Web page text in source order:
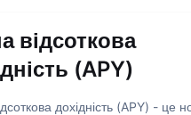
відсоткова
(APY)
дохідність (APY) - це